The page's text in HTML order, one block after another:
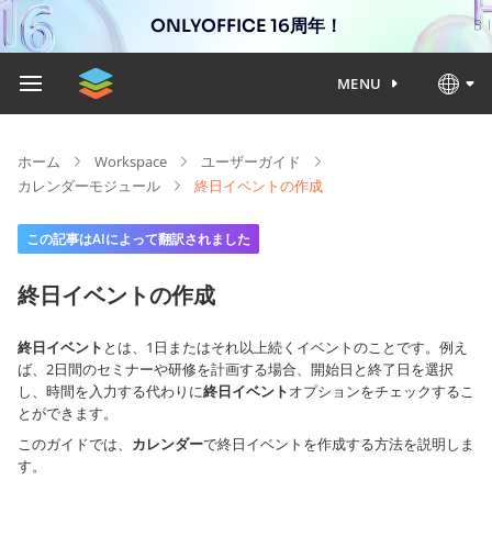
ONLYOFFICE 16周年！
MENU
ホーム Workspace
ユーザーガイド
カレンダーモジュール
終日イベントの作成
この記事はAIによって翻訳されました
終日イベントの作成
終日イベント とは、1日またはそれ以上続くイベントのことです。例え
ば、2日間のセミナーや研修を計画する場合、開始日と終了日を選択
し、時間を入力する代わりに終日イベントオプションをチェックするこ
とができます。
このガイドでは、 カレンダーで終日イベントを作成する方法を説明しま
す。